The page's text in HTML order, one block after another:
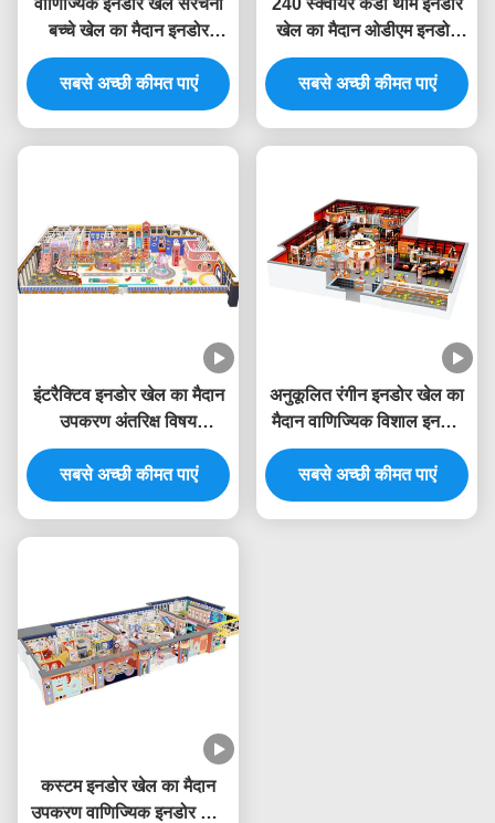
बच्चे खेल का मैदान इनडोर
उपकरण सुरक्षा
सबसे अच्छी कीमत पाएं
खेल का मैदान ओडीएम इनडोर
खेल का मैदान फर्नीचर यूनिसेक्स
सबसे अच्छी कीमत पाएं
इंटरैक्टिव इनडोर खेल का मैदान
उपकरण अंतरिक्ष विषय
वाणिज्यिक इनडोर खेल संरचना
सबसे अच्छी कीमत पाएं
अनुकूलित रंगीन इनडोर खेल का
मैदान वाणिज्यिक विशाल इनडोर
खेल का मैदान OEM
सबसे अच्छी कीमत पाएं
कस्टम इनडोर खेल का मैदान
उपकरण वाणिज्यिक इनडोर खेल